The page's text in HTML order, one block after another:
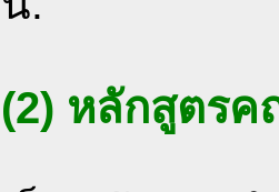
(2) หลักสูตรค